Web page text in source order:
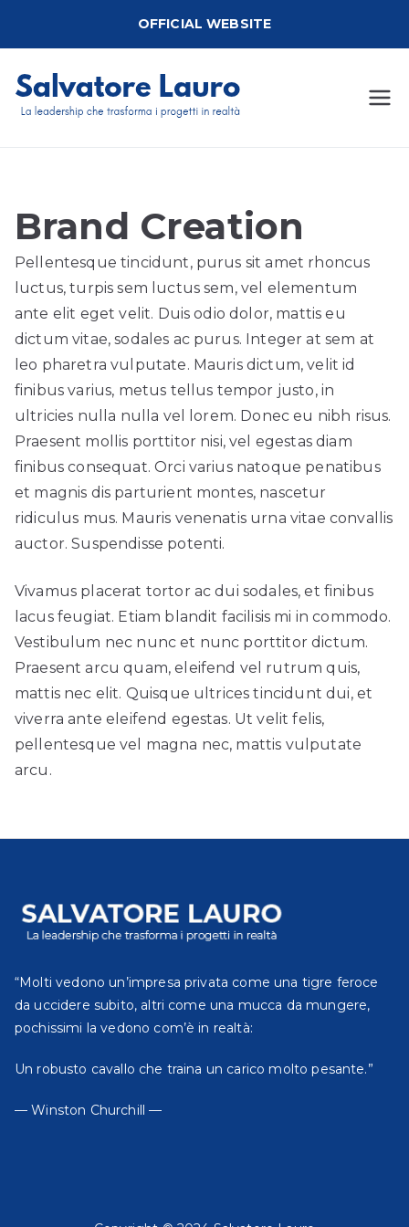
OFFICIAL WEBSITE
Salvato
Lauro
Brand Creation
Pellentesque tincidunt, purus sit amet rhoncus
luctus, turpis sem luctus sem, vel elementum
ante elit eget velit. Duis odio dolor, mattis eu
dictum vitae, sodales ac purus. Integer at sem at
leo pharetra vulputate. Mauris dictum, velit id
finibus varius, metus tellus tempor justo, in
ultricies nulla nulla vel lorem. Donec eu nibh risus.
Praesent mollis porttitor nisi, vel egestas diam
finibus consequat. Orci varius natoque penatibus
et magnis dis parturient montes, nascetur
ridiculus mus. Mauris venenatis urna vitae convallis
auctor. Suspendisse potenti.
Vivamus placerat tortor ac dui sodales, et finibus
lacus feugiat. Etiam blandit facilisis mi in commodo.
Vestibulum nec nunc et nunc porttitor dictum.
Praesent arcu quam, eleifend vel rutrum quis,
mattis nec elit. Quisque ultrices tincidunt dui, et
viverra ante eleifend egestas. Ut velit felis,
pellentesque vel magna nec, mattis vulputate
arcu.
“Molti vedono un’impresa privata come una tigre feroce
da uccidere subito, altri come una mucca da mungere,
pochissimi la vedono com’è in realtà:
Un robusto cavallo che traina un carico molto pesante.”
— Winston Churchill —